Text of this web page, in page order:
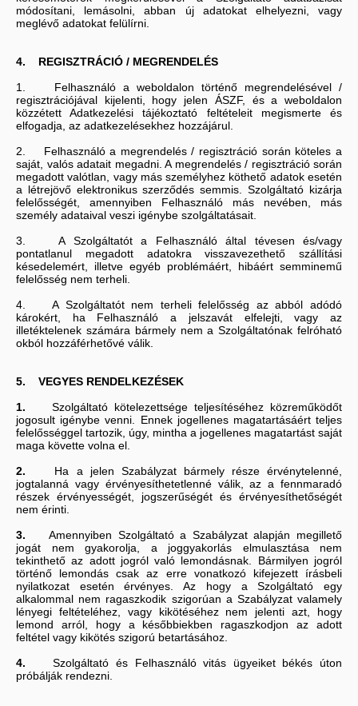
módosítani, lemásolni, abban új adatokat elhelyezni, vagy
meglévő adatokat felülírni.
4. REGISZTRÁCIÓ / MEGRENDELÉS
1. Felhasználó a weboldalon történő megrendelésével /
regisztrációjával kijelenti, hogy jelen ÁSZF, és a weboldalon
közzétett Adatkezelési tájékoztató feltételeit megismerte és
elfogadja, az adatkezelésekhez hozzájárul.
2. Felhasználó a megrendelés / regisztráció során köteles a
saját, valós adatait megadni. A megrendelés / regisztráció során
megadott valótlan, vagy más személyhez köthető adatok esetén
a létrejövő elektronikus szerződés semmis. Szolgáltató kizárja
felelősségét, amennyiben Felhasználó más nevében, más
személy adataival veszi igénybe szolgáltatásait.
3. A Szolgáltatót a Felhasználó által tévesen és/vagy
pontatlanul megadott adatokra visszavezethető szállítási
késedelemért, illetve egyéb problémáért, hibáért semminemű
felelősség nem terheli.
4. A Szolgáltatót nem terheli felelősség az abból adódó
károkért, ha Felhasználó a jelszavát elfelejti, vagy az
illetéktelenek számára bármely nem a Szolgáltatónak felróható
okból hozzáférhetővé válik.
5. VEGYES RENDELKEZÉSEK
1. Szolgáltató kötelezettsége teljesítéséhez közreműködőt
jogosult igénybe venni. Ennek jogellenes magatartásáért teljes
felelősséggel tartozik, úgy, mintha a jogellenes magatartást saját
maga követte volna el.
2. Ha a jelen Szabályzat bármely része érvénytelenné,
jogtalanná vagy érvényesíthetetlenné válik, az a fennmaradó
részek érvényességét, jogszerűségét és érvényesíthetőségét
nem érinti.
3. Amennyiben Szolgáltató a Szabályzat alapján megillető
jogát nem gyakorolja, a joggyakorlás elmulasztása nem
tekinthető az adott jogról való lemondásnak. Bármilyen jogról
történő lemondás csak az erre vonatkozó kifejezett írásbeli
nyilatkozat esetén érvényes. Az hogy a Szolgáltató egy
alkalommal nem ragaszkodik szigorúan a Szabályzat valamely
lényegi feltételéhez, vagy kikötéséhez nem jelenti azt, hogy
lemond arról, hogy a későbbiekben ragaszkodjon az adott
feltétel vagy kikötés szigorú betartásához.
4. Szolgáltató és Felhasználó vitás ügyeiket békés úton
próbálják rendezni.